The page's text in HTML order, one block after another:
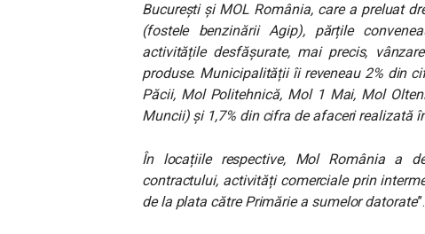
București și MOL România, care a preluat
(fostele benzinării Agip), părțile
activitățile desfășurate, mai precis,
produse. Municipalității îi reveneau 2% din
Păcii, Mol Politehnică, Mol 1 Mai, Mol
Muncii) și 1,7% din cifra de afaceri realizată
În locațiile respective, Mol România a
contractului, activități comerciale prin
de la plata către Primărie a sumelor datorate”.